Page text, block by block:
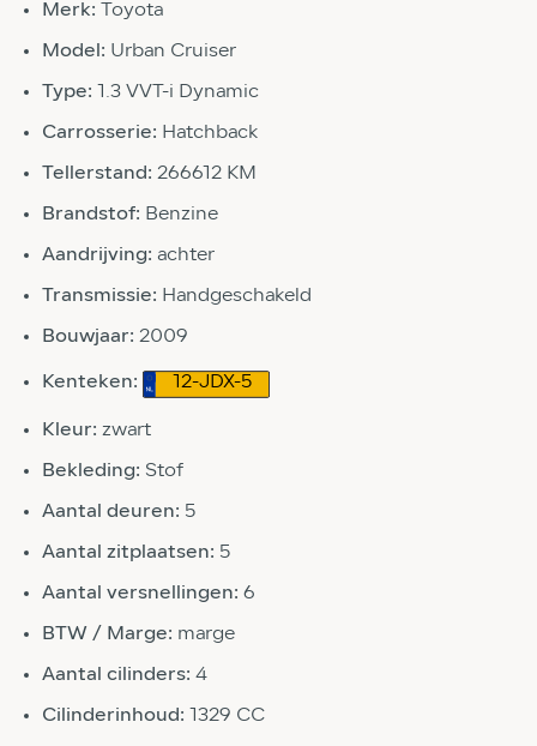
Merk: Toyota
Model: Urban Cruiser
Type: 1.3 VVT-i Dynamic
Carrosserie: Hatchback
Tellerstand: 266612 KM
Brandstof: Benzine
Aandrijving: achter
Transmissie: Handgeschakeld
Bouwjaar: 2009
Kenteken: 12-JDX-5
Kleur: zwart
Bekleding: Stof
Aantal deuren: 5
Aantal zitplaatsen: 5
Aantal versnellingen: 6
BTW / Marge: marge
Aantal cilinders: 4
Cilinderinhoud: 1329 CC